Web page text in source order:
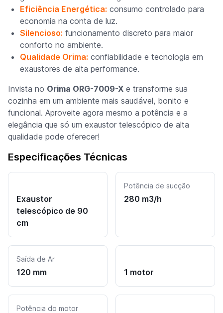
Eficiência Energética: consumo controlado para
economia na conta de luz.
Silencioso: funcionamento discreto para maior
conforto no ambiente.
Qualidade Orima: confiabilidade e tecnologia em
exaustores de alta performance.
Invista no Orima ORG-7009-X e transforme sua
cozinha em um ambiente mais saudável, bonito e
funcional. Aproveite agora mesmo a potência e a
elegância que só um exaustor telescópico de alta
qualidade pode oferecer!
Especificações Técnicas
Exaustor
telescópico de 90
cm
Potência de sucção
280 m3/h
Saída de Ar
120 mm 1 motor
Potência do motor